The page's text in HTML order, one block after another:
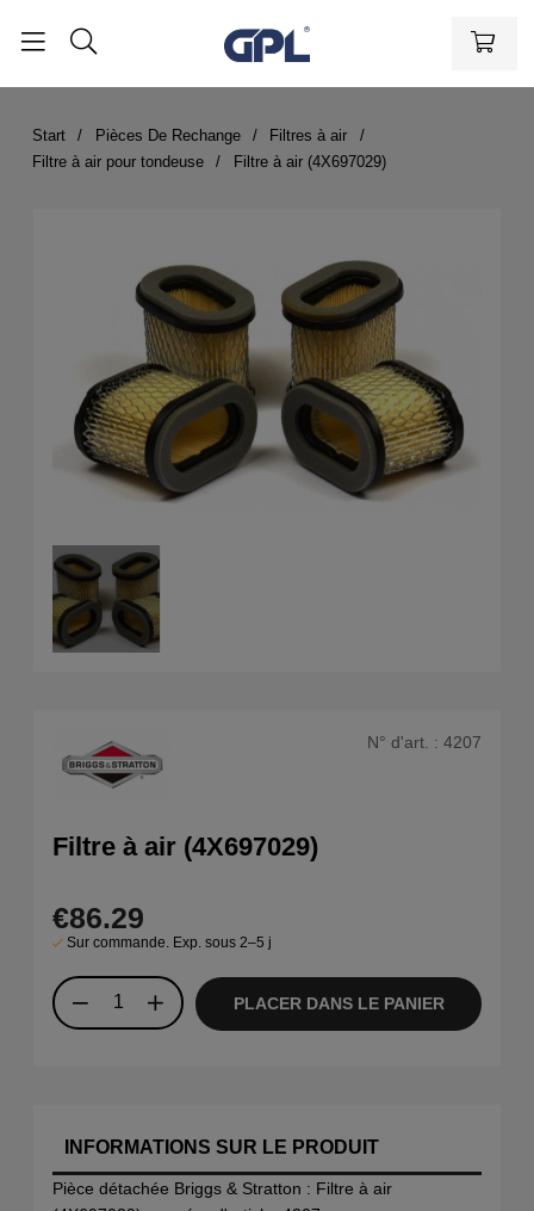
Start Pièces De Rechange
Filtres à air
Filtre à air pour tondeuse
Filtre à air (4X697029)
N° d'art. : 4207
Filtre à air (4X697029)
€86.29
Sur commande. Exp. sous 2–5 j
PLACER DANS LE PANIER
INFORMATIONS SUR LE PRODUIT
Pièce détachée Briggs & Stratton : Filtre à air